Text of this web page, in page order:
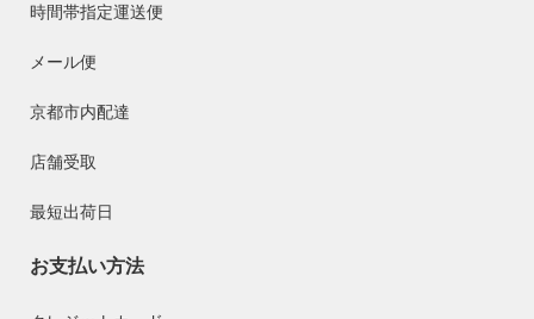
時間帯指定運送便
メール便
京都市内配達
店舗受取
最短出荷日
お支払い方法